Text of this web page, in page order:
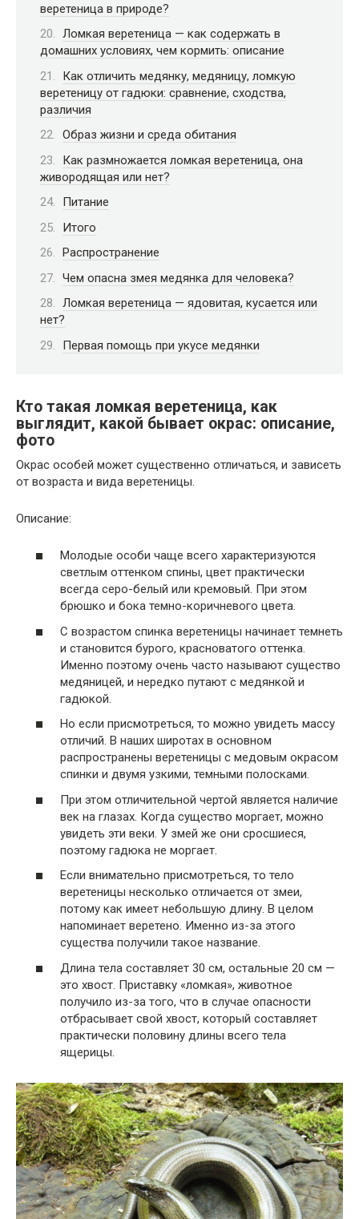
веретеница в природе?
Ломкая веретеница — как содержать в
домашних условиях, чем кормить: описание
Как отличить медянку, медяницу, ломкую
веретеницу от гадюки: сравнение, сходства,
различия
Образ жизни и среда обитания
Как размножается ломкая веретеница, она
живородящая или нет?
Питание
Итого
Распространение
Чем опасна змея медянка для человека?
Ломкая веретеница — ядовитая, кусается или
нет?
Первая помощь при укусе медянки
Кто такая ломкая веретеница, как
выглядит, какой бывает окрас: описание,
фото
Окрас особей может существенно отличаться, и зависеть
от возраста и вида веретеницы.
Описание:
Молодые особи чаще всего характеризуются
светлым оттенком спины, цвет практически
всегда серо-белый или кремовый. При этом
брюшко и бока темно-коричневого цвета.
С возрастом спинка веретеницы начинает темнеть
и становится бурого, красноватого оттенка.
Именно поэтому очень часто называют существо
медяницей, и нередко путают с медянкой и
гадюкой.
Но если присмотреться, то можно увидеть массу
отличий. В наших широтах в основном
распространены веретеницы с медовым окрасом
спинки и двумя узкими, темными полосками.
При этом отличительной чертой является наличие
век на глазах. Когда существо моргает, можно
увидеть эти веки. У змей же они сросшиеся,
поэтому гадюка не моргает.
Если внимательно присмотреться, то тело
веретеницы несколько отличается от змеи,
потому как имеет небольшую длину. В целом
напоминает веретено. Именно из-за этого
существа получили такое название.
Длина тела составляет 30 см, остальные 20 см —
это хвост. Приставку «ломкая», животное
получило из-за того, что в случае опасности
отбрасывает свой хвост, который составляет
практически половину длины всего тела
ящерицы.